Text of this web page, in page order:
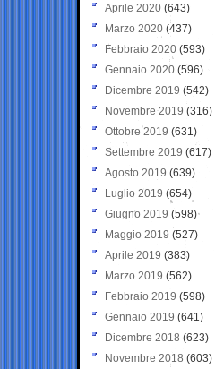
Aprile 2020 (643)
Marzo 2020 (437)
Febbraio 2020 (593)
Gennaio 2020 (596)
Dicembre 2019 (542)
Novembre 2019 (316)
Ottobre 2019 (631)
Settembre 2019 (617)
Agosto 2019 (639)
Luglio 2019 (654)
Giugno 2019 (598)
Maggio 2019 (527)
Aprile 2019 (383)
Marzo 2019 (562)
Febbraio 2019 (598)
Gennaio 2019 (641)
Dicembre 2018 (623)
Novembre 2018 (603)